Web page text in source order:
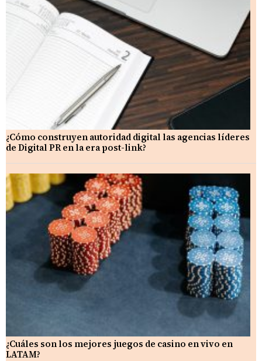
¿Cómo construyen autoridad digital las agencias líderes
de Digital PR en la era post-link?
¿Cuáles son los mejores juegos de casino en vivo en
LATAM?